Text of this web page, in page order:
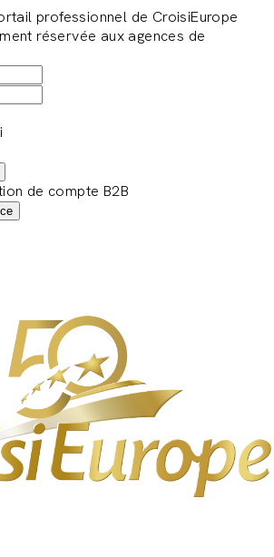
professionnel de CroisiEurope
réservée aux agences de
de compte B2B